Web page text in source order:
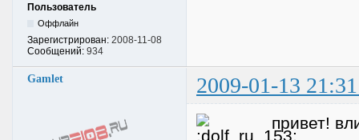
Пользователь
Оффлайн
Зарегистрирован: 2008-11-08
Сообщений: 934
Gamlet 2009-01-13
привет!